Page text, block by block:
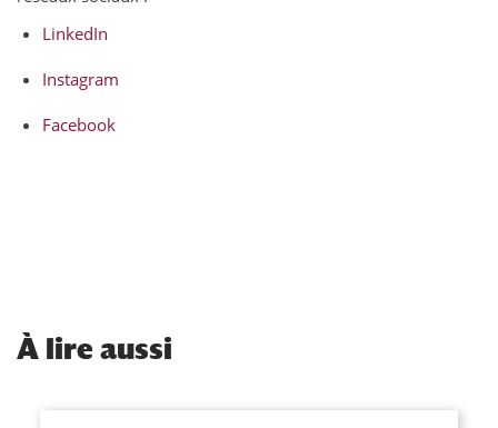
LinkedIn
Instagram
Facebook
À lire aussi